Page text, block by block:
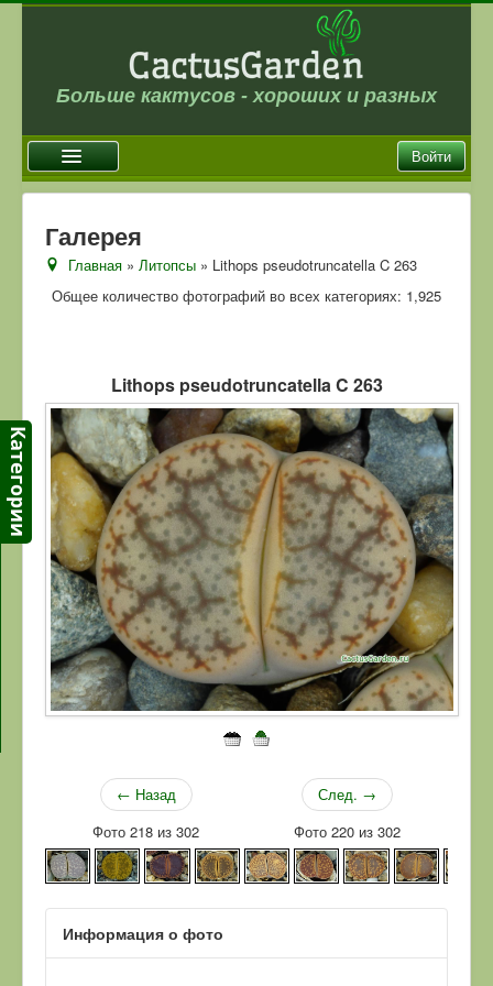
Больше кактусов - хороших и разных
Войти
Новости
Галерея
Отзывы
Ссылки
Контакты
Галерея
Главная »Литопсы » Lithops pseudotruncatella C 263
Общее количество фотографий во всех категориях: 1,925
Lithops pseudotruncatella C 263
← Назад
Фото 218 из 302
След. →
Фото 220 из 302
Информация о фото